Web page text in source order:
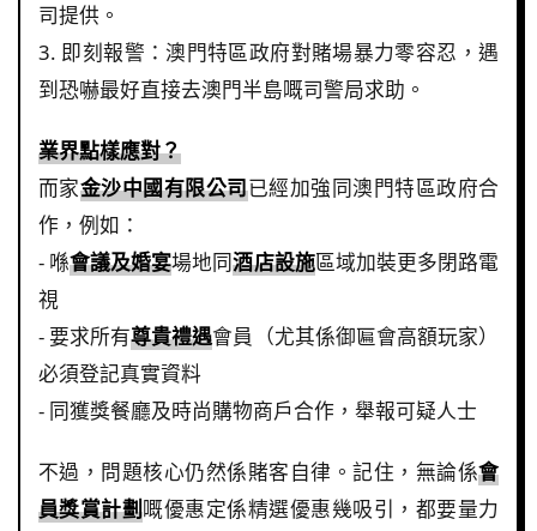
司提供。
3. 即刻報警：澳門特區政府對賭場暴力零容忍，遇
到恐嚇最好直接去澳門半島嘅司警局求助。
業界點樣應對？
而家金沙中國有限公司已經加強同澳門特區政府合
作，例如：
- 喺會議及婚宴場地同酒店設施區域加裝更多閉路電
視
- 要求所有尊貴禮遇會員（尤其係御匾會高額玩家）
必須登記真實資料
- 同獲獎餐廳及時尚購物商戶合作，舉報可疑人士
不過，問題核心仍然係賭客自律。記住，無論係會
員獎賞計劃嘅優惠定係精選優惠幾吸引，都要量力